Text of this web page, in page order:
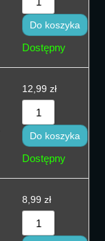
Do koszyka
Dostępny
12,99 zł
Do koszyka
Dostępny
8,99 zł